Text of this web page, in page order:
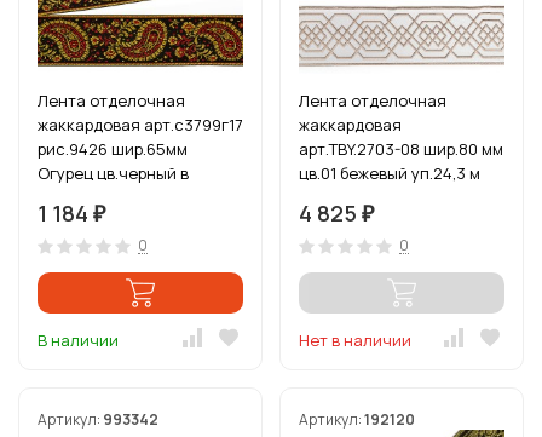
Лента отделочная
жаккардовая арт.с3799г17
рис.9426 шир.65мм
Огурец цв.черный в
1 184 ₽
0
В наличии
Лента отделочная
жаккардовая
арт.TBY.2703-08 шир.80 мм
цв.01 бежевый уп.24,3 м
4 825 ₽
0
Нет в наличии
Артикул: 993342 Артикул:192120